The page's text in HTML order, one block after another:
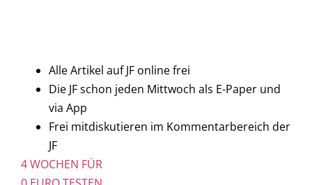
Alle Artikel auf JF online frei
Die JF schon jeden Mittwoch als E-Paper und
via App
Frei mitdiskutieren im Kommentarbereich der
JF
4 WOCHEN FÜR